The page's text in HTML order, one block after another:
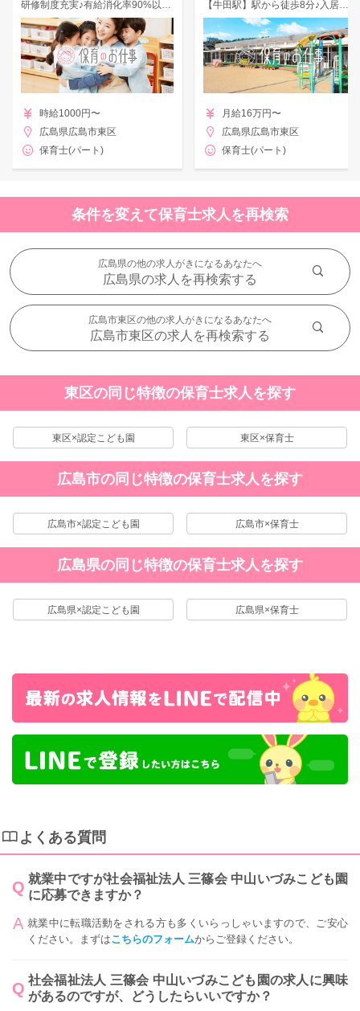
研修制度充実♪有給消化率90%以上×平均勤続年数7年以上★
時給1000円〜
広島県広島市東区
保育士(パート)
【牛田駅】駅から徒歩8分♪入居可能住宅あり◎少人数のアットホームな保育園での勤務！
月給16万円〜
広島県広島市東区
保育士(パート)
条件を変えて保育士求人を再検索
広島県の他の求人がきになるあなたへ
広島県の求人を再検索する
広島市東区の他の求人がきになるあなたへ
広島市東区の求人を再検索する
東区の同じ特徴の保育士求人を探す
東区×認定こども園 東区×保育士
広島市の同じ特徴の保育士求人を探す
広島市×認定こども園 広島市×保育士
広島県の同じ特徴の保育士求人を探す
広島県×認定こども園 広島県×保育士
よくある質問
就業中ですが社会福祉法人 三篠会 中山いづみこども園
に応募できますか？
就業中に転職活動をされる方も多くいらっしゃいますので、ご安心
ください。まずはこちらのフォームからご登録ください。
社会福祉法人 三篠会 中山いづみこども園の求人に興味
があるのですが、どうしたらいいですか？